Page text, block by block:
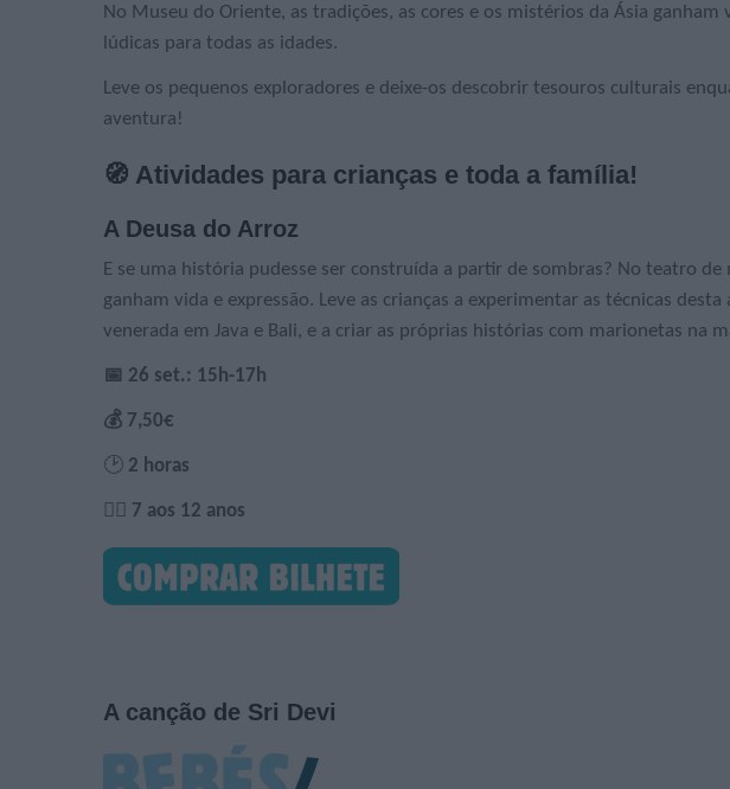
No Museu do Oriente, as tradições, as cores e os mistérios da Ásia
lúdicas para todas as idades.
Leve os pequenos exploradores e deixe-os descobrir tesouros culturais
aventura!
🧭 Atividades para crianças e toda a família!
A Deusa do Arroz
E se uma história pudesse ser construída a partir de sombras? No teatro
ganham vida e expressão. Leve as crianças a experimentar as técnicas
venerada em Java e Bali, e a criar as próprias histórias com marionetas na
📅 26 set.: 15h-17h
💰 7,50€
🕑 2 horas
🙋‍♀️ 7 aos 12 anos
A canção de Sri Devi